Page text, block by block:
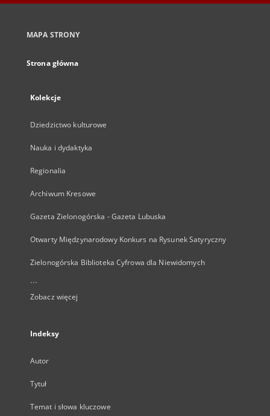
MAPA STRONY
Strona główna
Kolekcje
Dziedzictwo kulturowe
Nauka i dydaktyka
Regionalia
Archiwum Kresowe
Gazeta Zielonogórska - Gazeta Lubuska
Otwarty Międzynarodowy Konkurs na Rysunek Satyryczny
Zielonogórska Biblioteka Cyfrowa dla Niewidomych
...
Zobacz więcej
Indeksy
Autor
Tytuł
Temat i słowa kluczowe